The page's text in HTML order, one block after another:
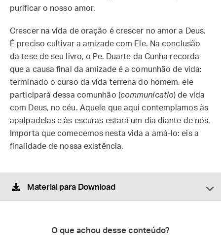
purificar o nosso amor.
Crescer na vida de oração é crescer no amor a Deus.
É preciso cultivar a amizade com Ele. Na conclusão
da tese de seu livro, o Pe. Duarte da Cunha recorda
que a causa final da amizade é a comunhão de vida:
terminado o curso da vida terrena do homem, ele
participará dessa comunhão (communicatio) de vida
com Deus, no céu. Aquele que aqui contemplamos às
apalpadelas e às escuras estará um dia diante de nós.
Importa que comecemos nesta vida a amá-lo: eis a
finalidade de nossa existência.
Material para Download
O que achou desse conteúdo?